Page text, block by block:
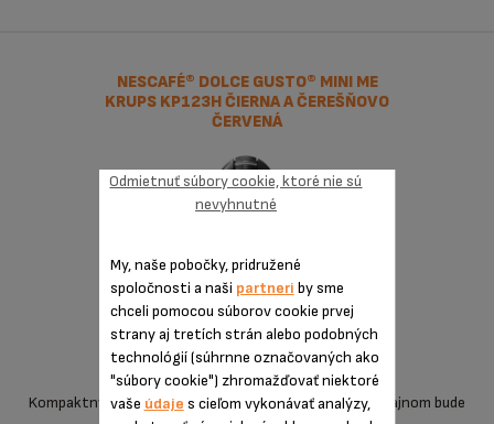
NESCAFÉ® DOLCE GUSTO® MINI ME
KRUPS KP123H ČIERNA A ČEREŠŇOVO
ČERVENÁ
Kompaktný kapsulový kávovar Mini Me s moderným dizajnom bude
My, naše pobočky, pridružené
spoločnosti a naši partneri by sme
chceli pomocou súborov cookie prvej
strany aj tretích strán alebo podobných
technológií (súhrnne označovaných ako
"súbory cookie") zhromažďovať niektoré
vaše údaje s cieľom vykonávať analýzy,
Odmietnuť súbory cookie, ktoré nie sú
nevyhnutné